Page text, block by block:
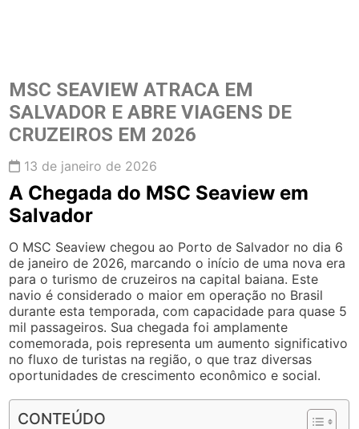
MSC SEAVIEW ATRACA EM
SALVADOR E ABRE VIAGENS DE
CRUZEIROS EM 2026
13 de janeiro de 2026
A Chegada do MSC Seaview em
Salvador
O MSC Seaview chegou ao Porto de Salvador no dia 6
de janeiro de 2026, marcando o início de uma nova era
para o turismo de cruzeiros na capital baiana. Este
navio é considerado o maior em operação no Brasil
durante esta temporada, com capacidade para quase 5
mil passageiros. Sua chegada foi amplamente
comemorada, pois representa um aumento significativo
no fluxo de turistas na região, o que traz diversas
oportunidades de crescimento econômico e social.
CONTEÚDO